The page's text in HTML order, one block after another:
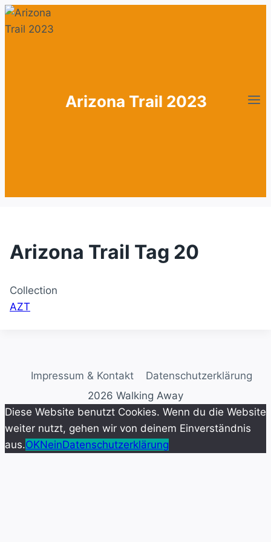
Zum
Inhalt
Arizona Trail 2023
Arizona Trail Tag 20
Collection
AZT
Impressum & Kontakt
Datenschutzerklärung
2026 Walking Away
Diese Website benutzt Cookies. Wenn du die Website
weiter nutzt, gehen wir von deinem Einverständnis
aus.OKNeinDatenschutzerklärung